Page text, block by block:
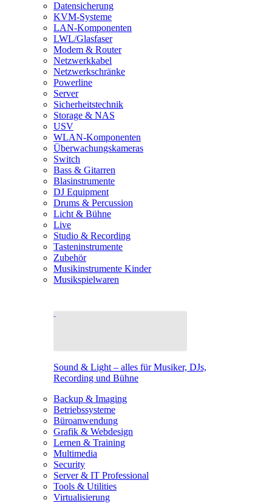
Datensicherung
KVM-Systeme
LAN-Komponenten
LWL/Glasfaser
Modem & Router
Netzwerkkabel
Netzwerkschränke
Powerline
Server
Sicherheitstechnik
Storage & NAS
USV
WLAN-Komponenten
Überwachungskameras
Switch
Bass & Gitarren
Blasinstrumente
DJ Equipment
Drums & Percussion
Licht & Bühne
Live
Studio & Recording
Tasteninstrumente
Zubehör
Musikinstrumente Kinder
Musikspielwaren
Sound & Light – alles für Musiker, DJs,
Recording und Bühne
Backup & Imaging
Betriebssysteme
Büroanwendung
Grafik & Webdesign
Lernen & Training
Multimedia
Security
Server & IT Professional
Tools & Utilities
Virtualisierung